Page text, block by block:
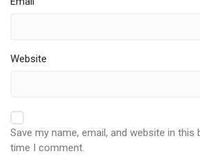
Website
Save my name, email, and website in
time I comment.